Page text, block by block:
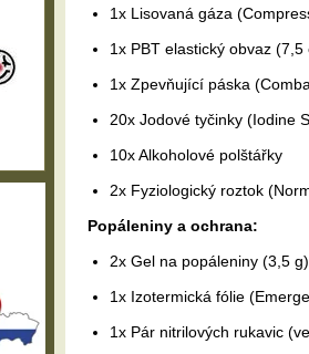
1x Lisovaná gáza
1x PBT elastický obvaz
1x Zpevňující páska
20x Jodové tyčinky (Iodine
10x Alkoholové polštářky
2x Fyziologický roztok
Popáleniny a ochrana:
2x Gel na popáleniny (3,5 g)
1x Izotermická fólie
1x Pár nitrilových rukavic